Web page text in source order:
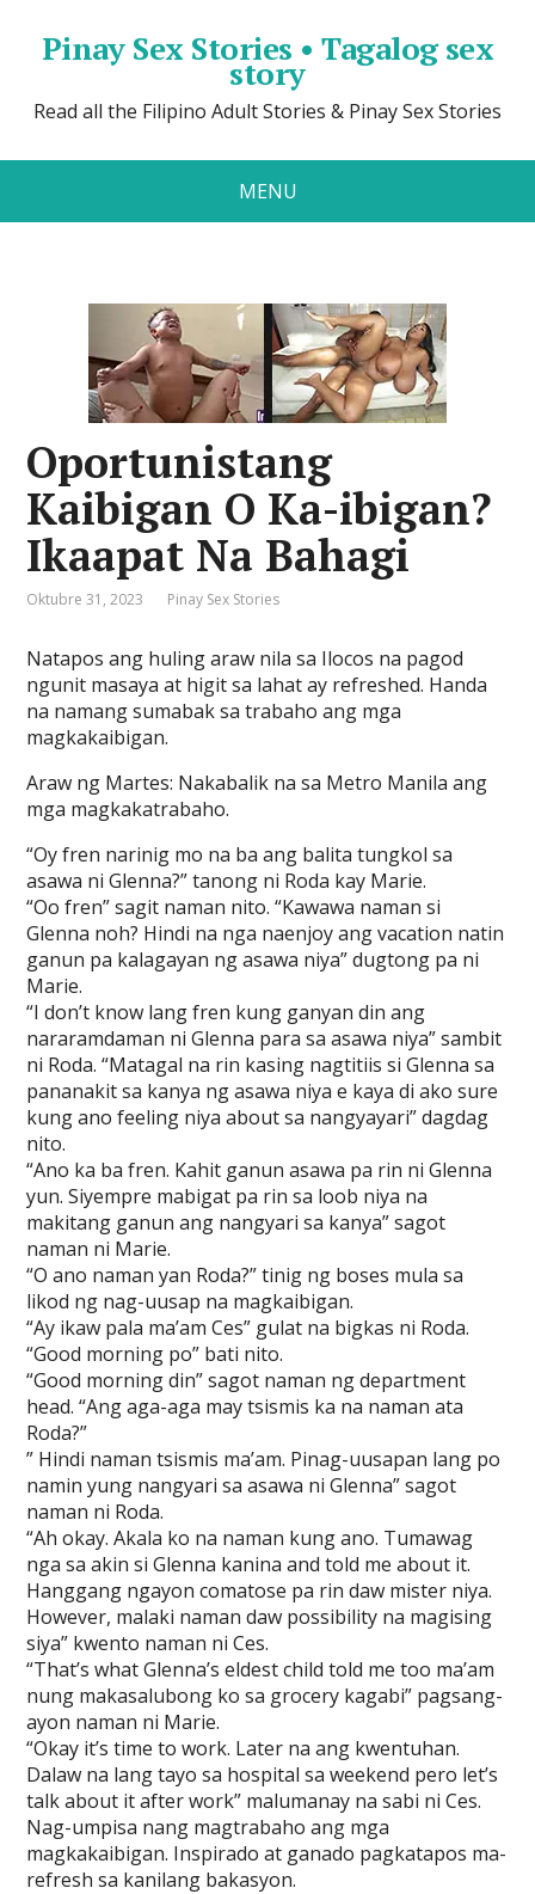
Pinay Sex Stories • Tagalog sex
story
Read all the Filipino Adult Stories & Pinay Sex Stories
MENU
Oportunistang
Kaibigan O Ka-ibigan?
Ikaapat Na Bahagi
Oktubre 31, 2023 Pinay Sex Stories
Natapos ang huling araw nila sa Ilocos na pagod
ngunit masaya at higit sa lahat ay refreshed. Handa
na namang sumabak sa trabaho ang mga
magkakaibigan.
Araw ng Martes: Nakabalik na sa Metro Manila ang
mga magkakatrabaho.
“Oy fren narinig mo na ba ang balita tungkol sa
asawa ni Glenna?” tanong ni Roda kay Marie.
“Oo fren” sagit naman nito. “Kawawa naman si
Glenna noh? Hindi na nga naenjoy ang vacation natin
ganun pa kalagayan ng asawa niya” dugtong pa ni
Marie.
“I don’t know lang fren kung ganyan din ang
nararamdaman ni Glenna para sa asawa niya” sambit
ni Roda. “Matagal na rin kasing nagtitiis si Glenna sa
pananakit sa kanya ng asawa niya e kaya di ako sure
kung ano feeling niya about sa nangyayari” dagdag
nito.
“Ano ka ba fren. Kahit ganun asawa pa rin ni Glenna
yun. Siyempre mabigat pa rin sa loob niya na
makitang ganun ang nangyari sa kanya” sagot
naman ni Marie.
“O ano naman yan Roda?” tinig ng boses mula sa
likod ng nag-uusap na magkaibigan.
“Ay ikaw pala ma’am Ces” gulat na bigkas ni Roda.
“Good morning po” bati nito.
“Good morning din” sagot naman ng department
head. “Ang aga-aga may tsismis ka na naman ata
Roda?”
” Hindi naman tsismis ma’am. Pinag-uusapan lang po
namin yung nangyari sa asawa ni Glenna” sagot
naman ni Roda.
“Ah okay. Akala ko na naman kung ano. Tumawag
nga sa akin si Glenna kanina and told me about it.
Hanggang ngayon comatose pa rin daw mister niya.
However, malaki naman daw possibility na magising
siya” kwento naman ni Ces.
“That’s what Glenna’s eldest child told me too ma’am
nung makasalubong ko sa grocery kagabi” pagsang-
ayon naman ni Marie.
“Okay it’s time to work. Later na ang kwentuhan.
Dalaw na lang tayo sa hospital sa weekend pero let’s
talk about it after work” malumanay na sabi ni Ces.
Nag-umpisa nang magtrabaho ang mga
magkakaibigan. Inspirado at ganado pagkatapos ma-
refresh sa kanilang bakasyon.